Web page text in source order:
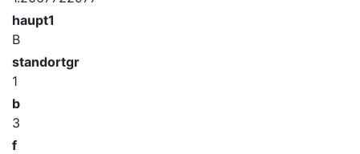
haupt1
B
standortgr
1
b
3
f